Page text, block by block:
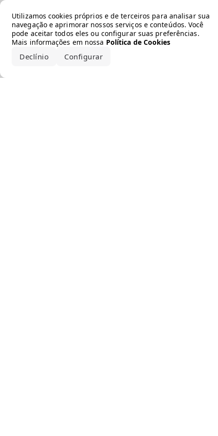
Utilizamos cookies próprios e de terceiros para analisar sua
navegação e aprimorar nossos serviços e conteúdos. Você
pode aceitar todos eles ou configurar suas preferências.
Mais informações em nossa Política de Cookies
Declínio Configurar
Error loading the brand